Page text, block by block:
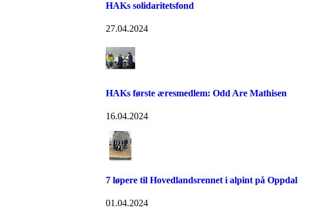
HAKs solidaritetsfond
27.04.2024
HAKs første æresmedlem: Odd Are Mathisen
16.04.2024
7 løpere til Hovedlandsrennet i alpint på Oppdal
01.04.2024